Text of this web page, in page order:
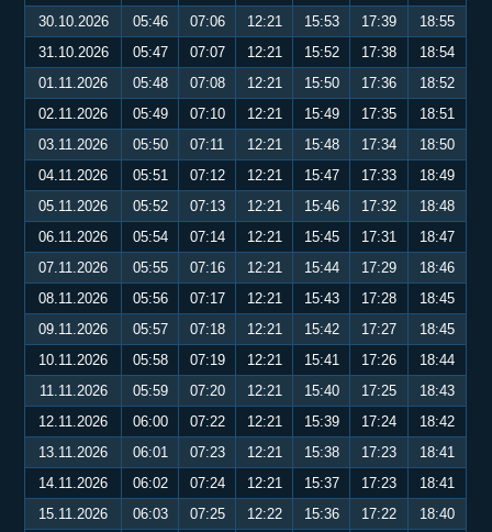
30.10.2026
05:46 07:06 12:21 15:53 17:39
18:55
31.10.2026
05:47 07:07 12:21 15:52 17:38
18:54
01.11.2026
05:48 07:08 12:21 15:50 17:36
18:52
02.11.2026
05:49 07:10 12:21 15:49 17:35
18:51
03.11.2026
05:50 07:11 12:21 15:48 17:34
18:50
04.11.2026
05:51 07:12 12:21 15:47 17:33
18:49
05.11.2026
05:52 07:13 12:21 15:46 17:32
18:48
06.11.2026
05:54 07:14 12:21 15:45 17:31
18:47
07.11.2026
05:55 07:16 12:21 15:44 17:29
18:46
08.11.2026
05:56 07:17 12:21 15:43 17:28
18:45
09.11.2026
05:57 07:18 12:21 15:42 17:27
18:45
10.11.2026
05:58 07:19 12:21 15:41 17:26
18:44
11.11.2026
05:59 07:20 12:21 15:40 17:25
18:43
12.11.2026
06:00 07:22 12:21 15:39 17:24
18:42
13.11.2026
06:01 07:23 12:21 15:38 17:23
18:41
14.11.2026
06:02 07:24 12:21 15:37 17:23
18:41
15.11.2026
06:03 07:25 12:22 15:36 17:22
18:40